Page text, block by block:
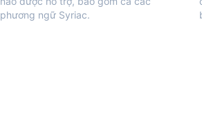
phương ngữ Syriac.